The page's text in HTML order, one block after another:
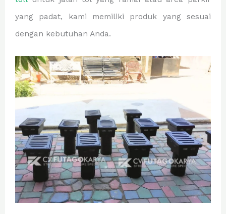
yang padat, kami memiliki produk yang sesuai
dengan kebutuhan Anda.